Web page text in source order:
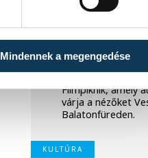
Mindennek a megengedése
Veszprém-
Két premierrel
vetítéssel készül
Filmpiknik, amely
várja a nézőket
Balatonfüreden.
KULTÚRA